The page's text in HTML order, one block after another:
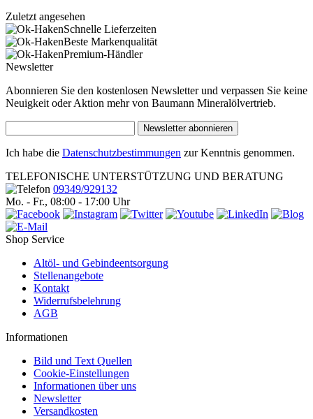
Zuletzt angesehen
Schnelle Lieferzeiten
Beste Markenqualität
Premium-Händler
Newsletter
Abonnieren Sie den kostenlosen Newsletter und verpassen Sie keine
Neuigkeit oder Aktion mehr von Baumann Mineralölvertrieb.
Newsletter abonnieren
Ich habe die Datenschutzbestimmungen zur Kenntnis genommen.
TELEFONISCHE UNTERSTÜTZUNG UND BERATUNG
09349/929132
Mo. - Fr., 08:00 - 17:00 Uhr
Shop Service
Altöl- und Gebindeentsorgung
Stellenangebote
Kontakt
Widerrufsbelehrung
AGB
Informationen
Bild und Text Quellen
Cookie-Einstellungen
Informationen über uns
Newsletter
Versandkosten